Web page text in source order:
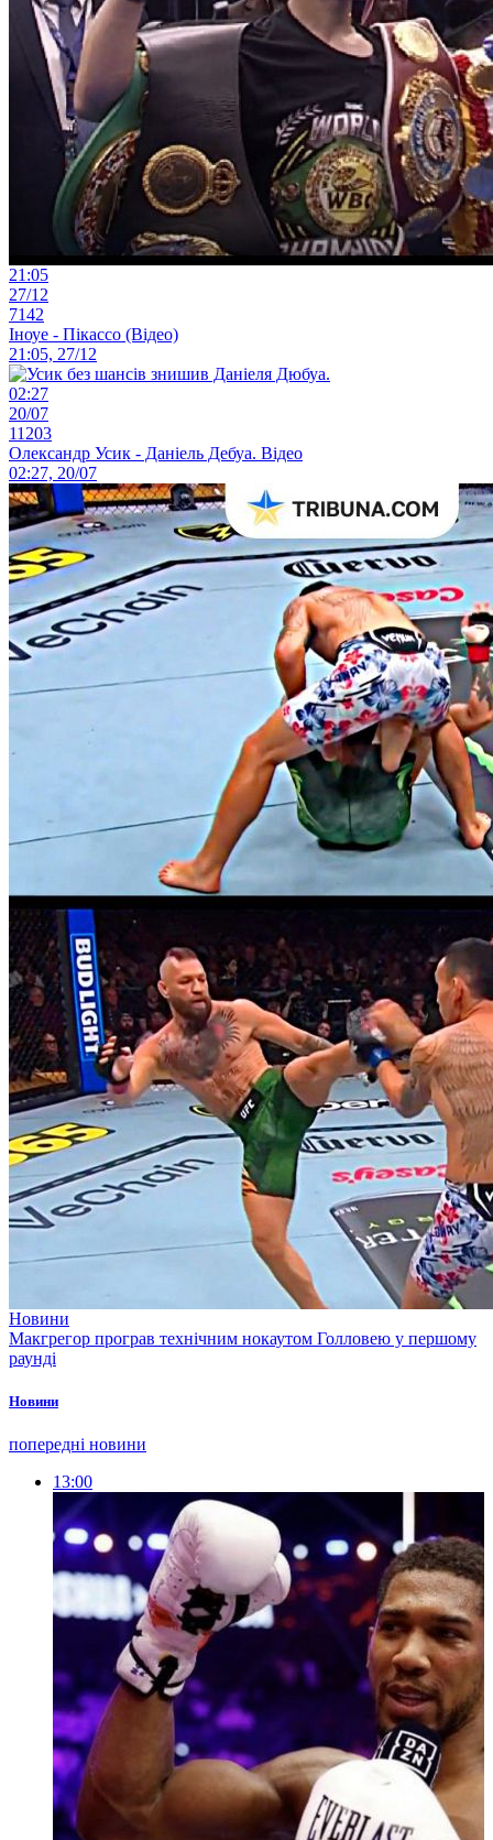
21:05
27/12
7142
Іноуе - Пікассо (Відео)
21:05, 27/12
02:27
20/07
11203
Олександр Усик - Даніель Дебуа. Відео
02:27, 20/07
Новини
Макгрегор програв технічним нокаутом Голловею у першому
раунді
Новини
попередні новини
13:00